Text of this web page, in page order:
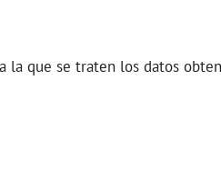
la que se traten los datos